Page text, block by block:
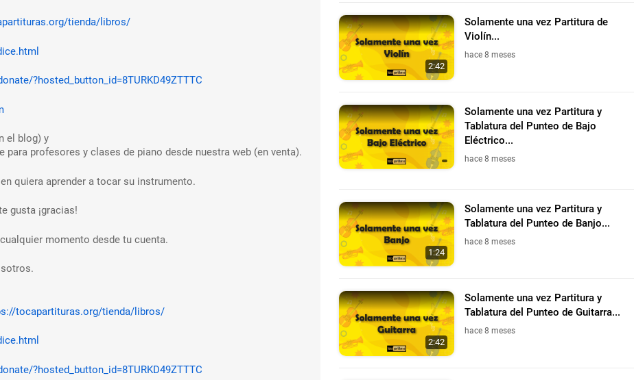
tienda/libros/
?hosted_button_id=8TURKD49ZTTTC
el blog) y
para profesores y clases de piano desde nuestra web (en venta).
quiera aprender a tocar su instrumento.
gusta ¡gracias!
momento desde tu cuenta.
tocapartituras.org/tienda/libros/
?hosted_button_id=8TURKD49ZTTTC
2:42
Solamente una vez Partitura de
Violín...
hace 8 meses
Solamente una vez Partitura y
Tablatura del Punteo de Bajo
Eléctrico...
hace 8 meses
1:24
Solamente una vez Partitura y
Tablatura del Punteo de Banjo...
hace 8 meses
2:42
Solamente una vez Partitura y
Tablatura del Punteo de Guitarra...
hace 8 meses